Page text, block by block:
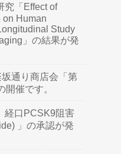
究「Effect of
on Human
Study
」の結果が発
通り商店会「第
開催です。
経口PCSK9阻害
」の承認が発